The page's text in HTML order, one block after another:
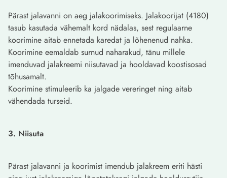
Pärast jalavanni on aeg jalakoorimiseks. Jalakoorijat (4180)
tasub kasutada vähemalt kord nädalas, sest regulaarne
koorimine aitab ennetada karedat ja lõhenenud nahka.
Koorimine eemaldab surnud naharakud, tänu millele
imenduvad jalakreemi niisutavad ja hooldavad koostisosad
tõhusamalt.
Koorimine stimuleerib ka jalgade vereringet ning aitab
vähendada turseid.
3. Niisuta
Pärast jalavanni ja koorimist imendub jalakreem eriti hästi